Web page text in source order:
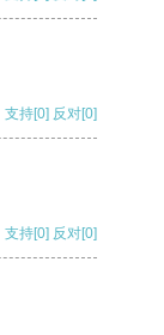
支持[0] 反对[0]
支持[0] 反对[0]